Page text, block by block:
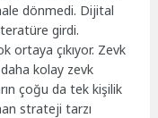
dönmedi. Dijital
girdi.
ortaya çıkıyor. Zevk
kolay zevk
çoğu da tek kişilik
strateji tarzı